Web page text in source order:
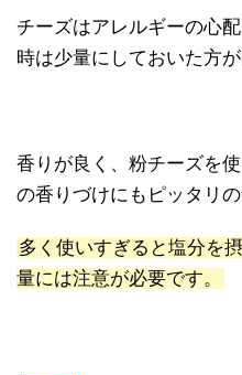
チーズはアレルギーの心
時は少量にしておいた方が
香りが良く、粉チーズを
の香りづけにもピッタリ
多く使いすぎると塩分を
量には注意が必要です。